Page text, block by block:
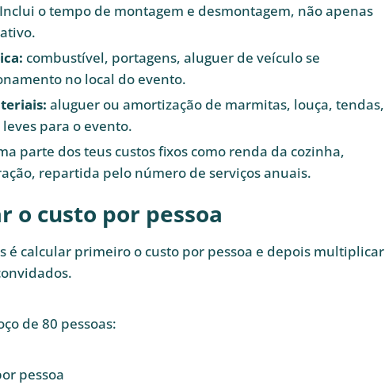
o tempo de montagem e desmontagem, não apenas
combustível, portagens, aluguer de veículo se
no local do evento.
aluguer ou amortização de marmitas, louça, tendas,
para o evento.
parte dos teus custos fixos como renda da cozinha,
repartida pelo número de serviços anuais.
o custo por pessoa
é calcular primeiro o custo por pessoa e depois multiplicar
de 80 pessoas:
pessoa